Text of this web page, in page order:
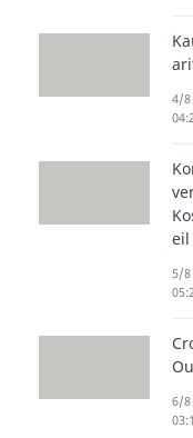
Mit
4/8
eil
5/8
6/8